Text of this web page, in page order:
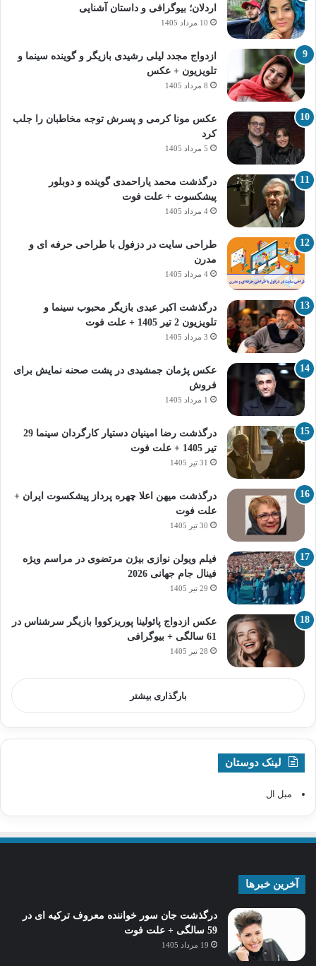
اردلان؛ بیوگرافی و داستان آشنایی
10 مرداد 1405
ازدواج مجدد لیلی رشیدی بازیگر و گوینده سینما و
تلویزیون + عکس
8 مرداد 1405
عکس مونا کرمی و پسرش توجه مخاطبان را جلب
کرد
5 مرداد 1405
درگذشت محمد یاراحمدی گوینده و دوبلور
پیشکسوت + علت فوت
4 مرداد 1405
طراحی سایت در دزفول با طراحی حرفه‌ ای و
مدرن
4 مرداد 1405
درگذشت اکبر عبدی بازیگر محبوب سینما و
تلویزیون 2 تیر 1405 + علت فوت
3 مرداد 1405
عکس پژمان جمشیدی در پشت صحنه نمایش برای
فروش
1 مرداد 1405
درگذشت رضا امینیان دستیار کارگردان سینما 29
تیر 1405 + علت فوت
31 تیر 1405
درگذشت میهن اعلا چهره پرداز پیشکسوت ایران +
علت فوت
30 تیر 1405
فیلم ویولن نوازی بیژن مرتضوی در مراسم ویژه
فینال جام جهانی 2026
29 تیر 1405
عکس ازدواج پائولینا پوریزکووا بازیگر سرشناس در
61 سالگی + بیوگرافی
28 تیر 1405
بارگذاری بیشتر
لینک دوستان
مبل ال
آخرین خبرها
درگذشت جان سور خواننده معروف ترکیه ای در
59 سالگی + علت فوت
19 مرداد 1405